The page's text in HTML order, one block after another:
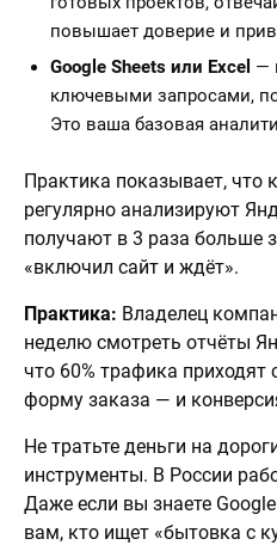
повышает доверие и
Google Sheets или Excel —
ключевыми запросами,
Это ваша базовая
Практика показывает, что
регулярно анализируют
получают в 3 раза больше
«включил сайт и ждёт».
Практика: Владелец
неделю смотреть отчёты
что 60% трафика
форму заказа — и
Не тратьте деньги на
инструменты. В России
Даже если вы знаете
вам, кто ищет «бытовка с